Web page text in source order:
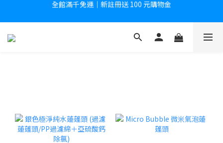
全館滿千免運｜新註冊送 100 元購物金
註冊後即享會員專屬價格
全館滿千免運｜新註冊送 100 元購物金